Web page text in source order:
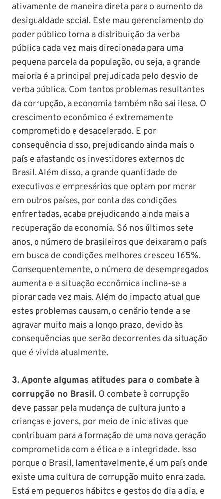
ativamente de maneira direta para o aumento da
desigualdade social. Este mau gerenciamento do
poder público torna a distribuição da verba
pública cada vez mais direcionada para uma
pequena parcela da população, ou seja, a grande
maioria é a principal prejudicada pelo desvio de
verba pública. Com tantos problemas resultantes
da corrupção, a economia também não sai ilesa. O
crescimento econômico é extremamente
comprometido e desacelerado. E por
consequência disso, prejudicando ainda mais o
país e afastando os investidores externos do
Brasil. Além disso, a grande quantidade de
executivos e empresários que optam por morar
em outros países, por conta das condições
enfrentadas, acaba prejudicando ainda mais a
recuperação da economia. Só nos últimos sete
anos, o número de brasileiros que deixaram o país
em busca de condições melhores cresceu 165%.
Consequentemente, o número de desempregados
aumenta e a situação econômica inclina-se a
piorar cada vez mais. Além do impacto atual que
estes problemas causam, o cenário tende a se
agravar muito mais a longo prazo, devido às
consequências que serão decorrentes da situação
que é vivida atualmente.
3. Aponte algumas atitudes para o combate à
corrupção no Brasil. O combate à corrupção
deve passar pela mudança de cultura junto a
crianças e jovens, por meio de iniciativas que
contribuam para a formação de uma nova geração
comprometida com a ética e a integridade. Isso
porque o Brasil, lamentavelmente, é um país onde
existe uma cultura de corrupção muito enraizada.
Está em pequenos hábitos e gestos do dia a dia, e